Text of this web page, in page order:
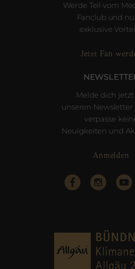
Werde Teil vom
Fanclub und
exklusive
Jetzt Fan
Melde dich
unseren Newsletter
verpasse
Neuigkeiten und
Anmelden